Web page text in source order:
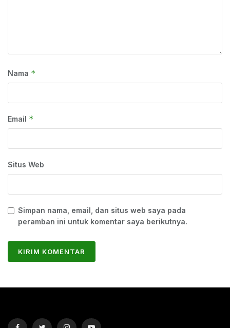
Nama *
Email *
Situs Web
Simpan nama, email, dan situs web saya pada
peramban ini untuk komentar saya berikutnya.